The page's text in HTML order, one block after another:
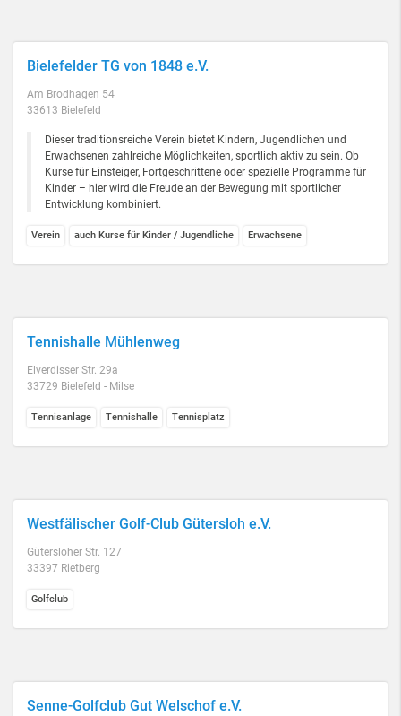
Bielefelder TG von 1848 e.V.
Am Brodhagen 54
33613 Bielefeld
Dieser traditionsreiche Verein bietet Kindern, Jugendlichen und
Erwachsenen zahlreiche Möglichkeiten, sportlich aktiv zu sein. Ob
Kurse für Einsteiger, Fortgeschrittene oder spezielle Programme für
Kinder – hier wird die Freude an der Bewegung mit sportlicher
Entwicklung kombiniert.
Verein auch Kurse für Kinder / Jugendliche Erwachsene
Tennishalle Mühlenweg
Elverdisser Str. 29a
33729 Bielefeld - Milse
Tennisanlage Tennishalle Tennisplatz
Westfälischer Golf-Club Gütersloh e.V.
Gütersloher Str. 127
33397 Rietberg
Golfclub
Senne-Golfclub Gut Welschof e.V.